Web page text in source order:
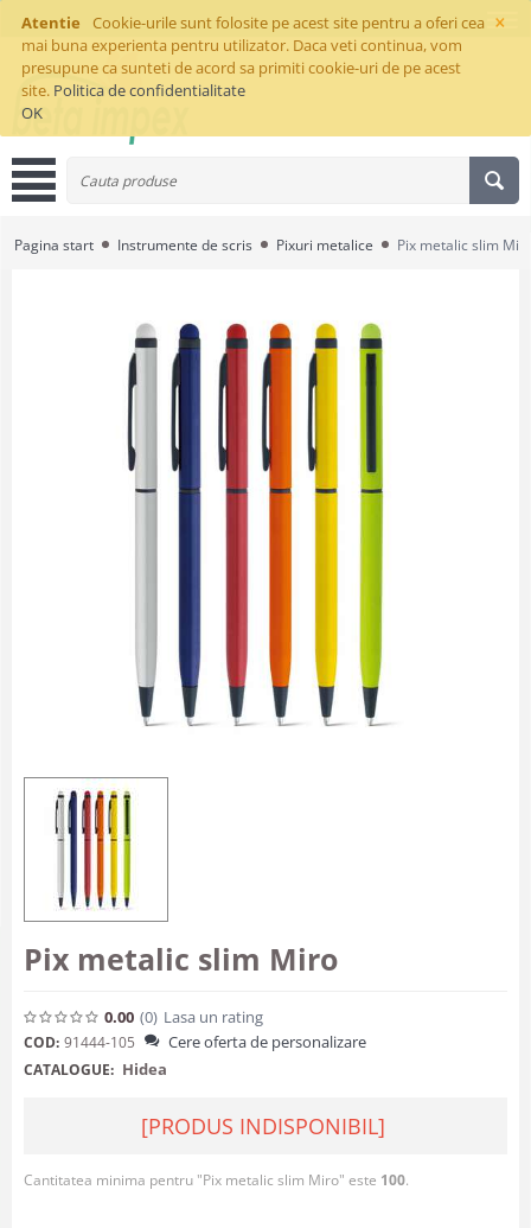
×
Atentie
Cookie-urile sunt folosite pe acest site pentru a oferi cea
mai buna experienta pentru utilizator. Daca veti continua, vom
presupune ca sunteti de acord sa primiti cookie-uri de pe acest
site. Politica de confidentialitate
OK
Pagina start Instrumente de scris Pixuri metalice Pix metalic slim
Pix metalic slim Miro
0.00 (0) Lasa un rating
COD: 91444-105 Cere oferta de personalizare
CATALOGUE: Hidea
[PRODUS INDISPONIBIL]
Cantitatea minima pentru "Pix metalic slim Miro" este 100.